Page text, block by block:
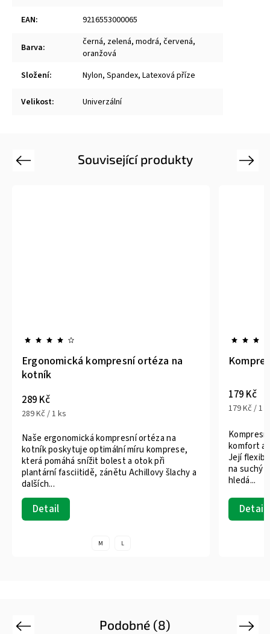
EAN: 9216553000065
Barva:
černá, zelená, modrá, červená,
oranžová
Složení: Nylon, Spandex, Latexová příze
Velikost: Univerzální
Související produkty
Previous
na
na
komprese,
při
šlachy a
Kompresní ortéza na dlaň a zápěstí
Kompresní ortéza na zápěstí poskytuje
komfort a podporu při každodenním nošení.
Její flexibilní provedení a nastavitelný pásek
na suchý zip je ideální pro každého, kdo
hledá...
Next
Podobné (8)
Previous Next